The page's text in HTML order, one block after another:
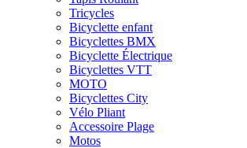
Tricycles
Bicyclette enfant
Bicyclettes BMX
Bicyclette Électrique
Bicyclettes VTT
MOTO
Bicyclettes City
Vélo Pliant
Accessoire Plage
Motos